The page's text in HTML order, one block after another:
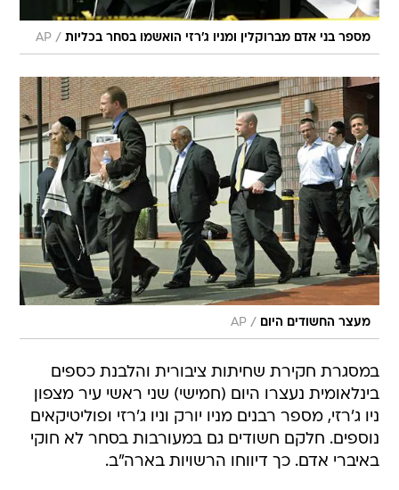
מספר בני אדם מברוקלין ומניו ג'רזי הואשמו בסחר בכליות /
AP
מעצר החשודים היום /
AP
במסגרת חקירת שחיתות ציבורית והלבנת כספים
בינלאומית נעצרו היום (חמישי) שני ראשי עיר מצפון
ניו ג'רזי, מספר רבנים מניו יורק וניו ג'רזי ופוליטיקאים
נוספים. חלקם חשודים גם במעורבות בסחר לא חוקי
באיברי אדם. כך דיווחו הרשויות בארה"ב.